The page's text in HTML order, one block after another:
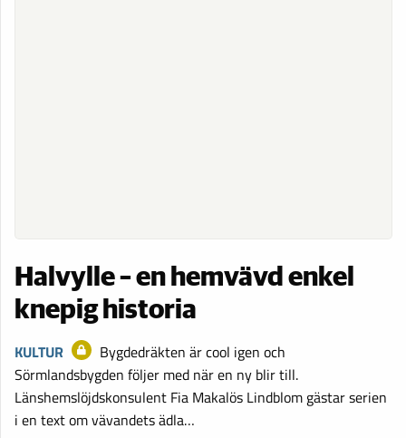
Halvylle – en hemvävd enkel
knepig historia
KULTUR
Bygdedräkten är cool igen och
Sörmlandsbygden följer med när en ny blir till.
Länshemslöjdskonsulent Fia Makalös Lindblom gästar serien
i en text om vävandets ädla…